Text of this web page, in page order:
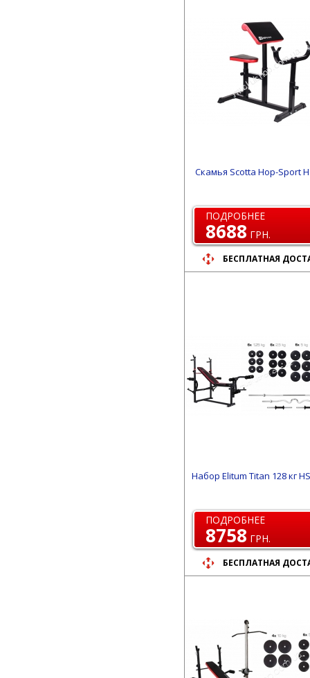
Скамья Scotta Hop-Sport
ПОДРОБНЕЕ
8688 ГРН.
БЕСПЛАТНАЯ
Набор Elitum Titan 128 кг
ПОДРОБНЕЕ
8758 ГРН.
БЕСПЛАТНАЯ